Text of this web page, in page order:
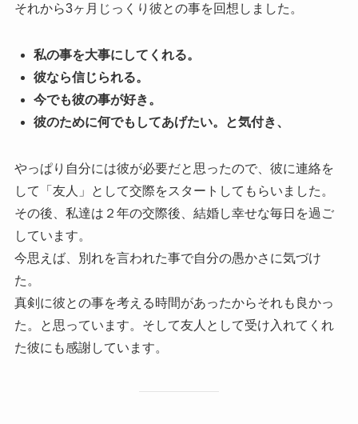
それから3ヶ月じっくり彼との事を回想しました。
私の事を大事にしてくれる。
彼なら信じられる。
今でも彼の事が好き。
彼のために何でもしてあげたい。と気付き、
やっぱり自分には彼が必要だと思ったので、彼に連絡を
して「友人」として交際をスタートしてもらいました。
その後、私達は２年の交際後、結婚し幸せな毎日を過ご
しています。
今思えば、別れを言われた事で自分の愚かさに気づけ
た。
真剣に彼との事を考える時間があったからそれも良かっ
た。と思っています。そして友人として受け入れてくれ
た彼にも感謝しています。